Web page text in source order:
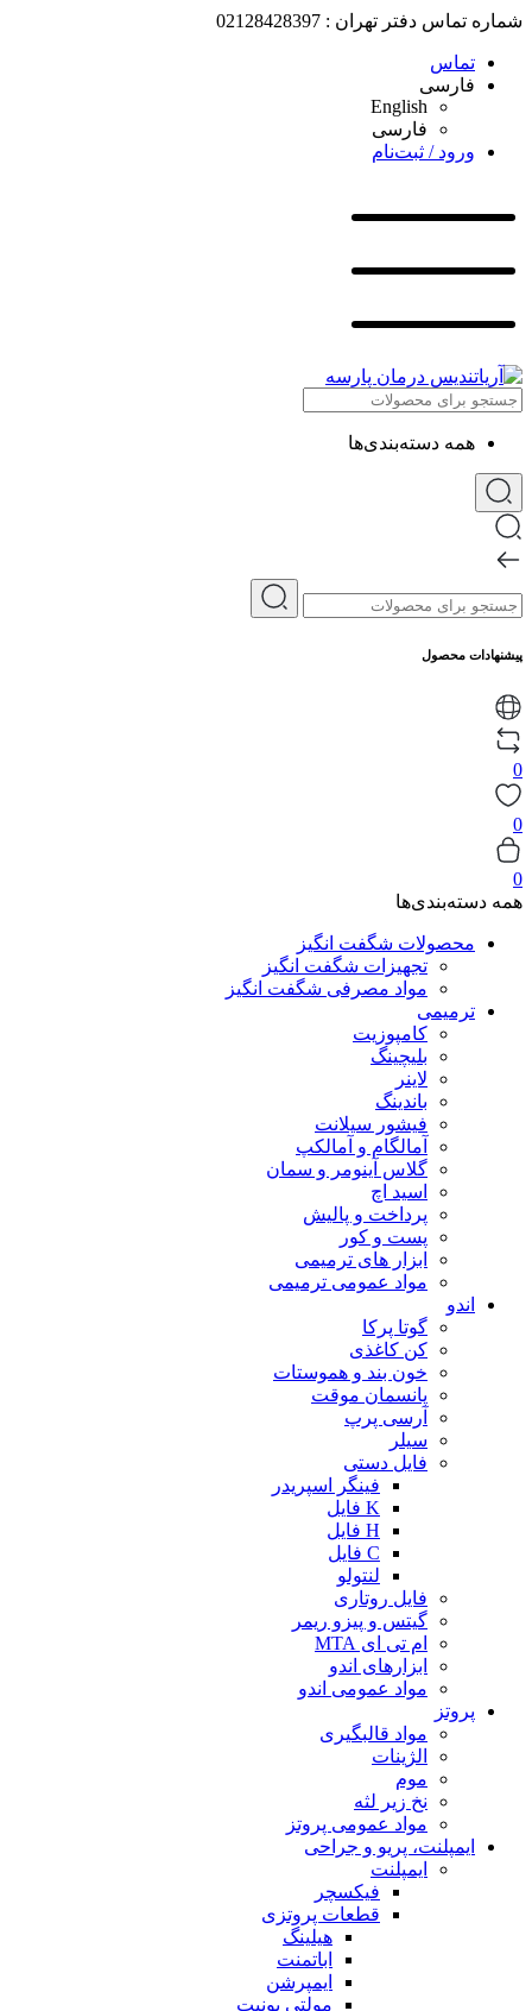
شماره تماس دفتر تهران : 02128428397
تماس
فارسی
English
فارسی
ورود / ثبت‌نام
همه دسته‌بندی‌ها
پیشنهادات محصول
0
0
0
همه دسته‌بندی‌ها
محصولات شگفت انگیز
تجهیزات شگفت انگیز
مواد مصرفی شگفت انگیز
ترمیمی
کامپوزیت
بلیچینگ
لاینر
باندینگ
فیشور سیلانت
آمالگام و آمالکپ
گلاس آینومر و سمان
اسید اچ
پرداخت و پالیش
پست و کور
ابزار های ترمیمی
مواد عمومی ترمیمی
اندو
گوتا پرکا
کن کاغذی
خون بند و هموستات
پانسمان موقت
آرسی پرپ
سیلر
فایل دستی
فینگر اسپریدر
K فایل
H فایل
C فایل
لنتولو
فایل روتاری
گیتس و پیزو ریمر
ام تی ای MTA
ابزارهای اندو
مواد عمومی اندو
پروتز
مواد قالبگیری
الژینات
موم
نخ زیر لثه
مواد عمومی پروتز
ایمپلنت، پریو و جراحی
ایمپلنت
فیکسچر
قطعات پروتزی
هیلینگ
اباتمنت
ایمپرشن
مولتی یونیت